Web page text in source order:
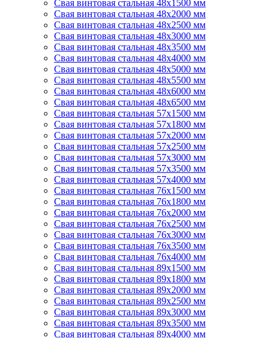
Свая винтовая стальная 48х1500 мм
Свая винтовая стальная 48х2000 мм
Свая винтовая стальная 48х2500 мм
Свая винтовая стальная 48х3000 мм
Свая винтовая стальная 48х3500 мм
Свая винтовая стальная 48х4000 мм
Свая винтовая стальная 48х5000 мм
Свая винтовая стальная 48х5500 мм
Свая винтовая стальная 48х6000 мм
Свая винтовая стальная 48х6500 мм
Свая винтовая стальная 57х1500 мм
Свая винтовая стальная 57х1800 мм
Свая винтовая стальная 57х2000 мм
Свая винтовая стальная 57х2500 мм
Свая винтовая стальная 57х3000 мм
Свая винтовая стальная 57х3500 мм
Свая винтовая стальная 57х4000 мм
Свая винтовая стальная 76х1500 мм
Свая винтовая стальная 76х1800 мм
Свая винтовая стальная 76х2000 мм
Свая винтовая стальная 76х2500 мм
Свая винтовая стальная 76х3000 мм
Свая винтовая стальная 76х3500 мм
Свая винтовая стальная 76х4000 мм
Свая винтовая стальная 89х1500 мм
Свая винтовая стальная 89х1800 мм
Свая винтовая стальная 89х2000 мм
Свая винтовая стальная 89х2500 мм
Свая винтовая стальная 89х3000 мм
Свая винтовая стальная 89х3500 мм
Свая винтовая стальная 89х4000 мм